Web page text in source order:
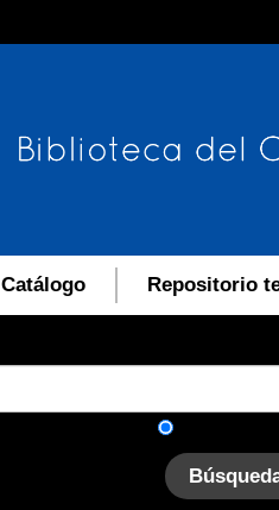
Catálogo Repositorio